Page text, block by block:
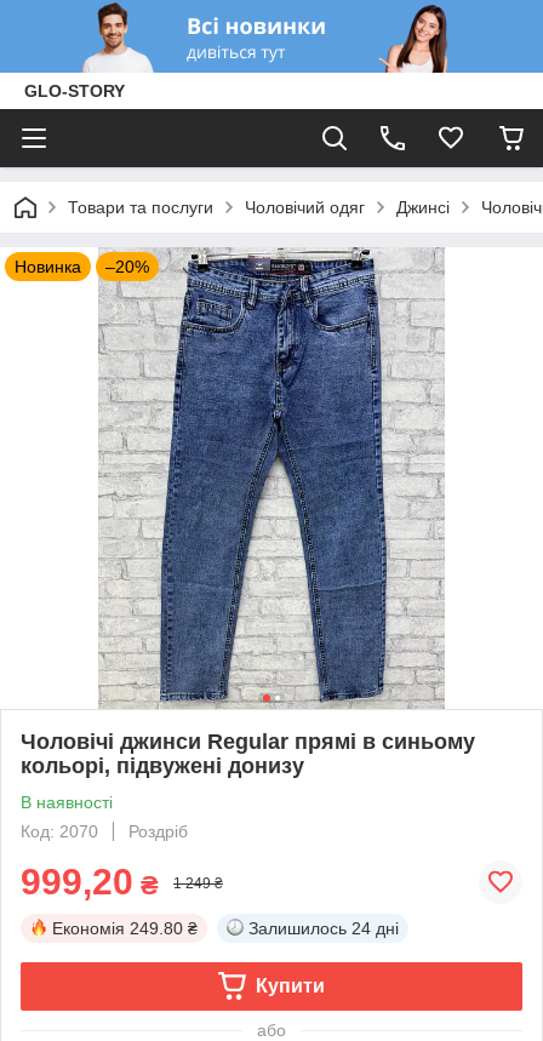
GLO-STORY
Товари та послуги Чоловічий одяг Джинсі
Новинка –20%
Чоловічі джинси Regular прямі в синьому
кольорі, підвужені донизу
В наявності
Код: 2070
Роздріб
999,20 ₴ 1 249 ₴
Економія 249.80 ₴ Залишилось 24 дні
Купити
або